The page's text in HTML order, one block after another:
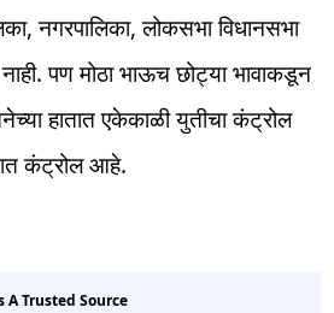
नगरपालिका, लोकसभा विधानसभा
पण मोठा भाऊच छोट्या भावाकडून
हातात एकेकाळी युतीचा कंट्रोल
कंट्रोल आहे.
A Trusted Source